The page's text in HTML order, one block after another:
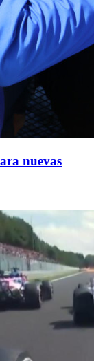
nuevas